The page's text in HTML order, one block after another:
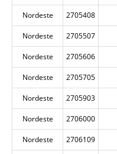
Nordeste 2705408
Nordeste 2705507
Nordeste 2705606
Nordeste 2705705
Nordeste 2705903
Nordeste 2706000
Nordeste 2706109